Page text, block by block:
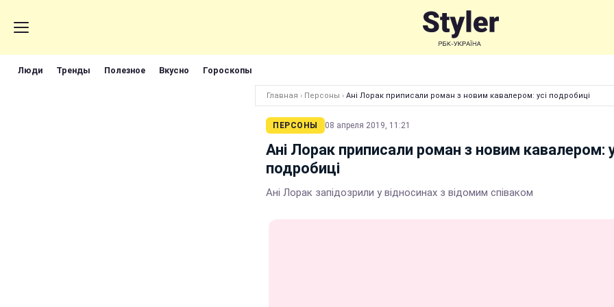
Люди Тренды Полезное Вкусно Гороскопы
Главная › Персоны › Ані Лорак приписали роман з новим кавалером: усі подробиці
ПЕРСОНЫ 08 апреля 2019, 11:21
Ані Лорак приписали роман з новим кавалером:
подробиці
Ані Лорак запідозрили у відносинах з відомим співаком